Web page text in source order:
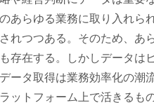
あらゆる業務に取り入れ
れつつある。そのため、あ
存在する。しかしデータは
ータ取得は業務効率化の
ットフォーム上で活きるも